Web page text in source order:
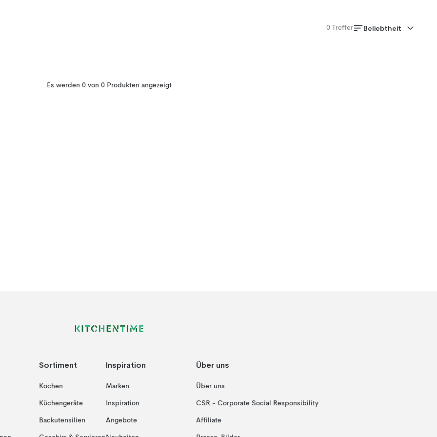
0 Treffer Beliebtheit
Es werden 0 von 0 Produkten angezeigt
Sortiment
Kochen
Küchengeräte
Backutensilien
Inspiration
Marken
Inspiration
Angebote
Über uns
Über uns
CSR - Corporate Social Responsibility
Affiliate